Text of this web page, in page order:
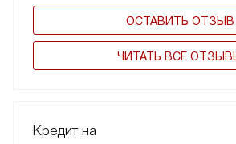
ОСТАВИТЬ ОТЗЫВ
ЧИТАТЬ ВСЕ
Кредит на